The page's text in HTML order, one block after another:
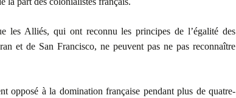
les Alliés, qui ont reconnu les principes de l’égalité des
et de San Francisco, ne peuvent pas ne pas reconnaître
opposé à la domination française pendant plus de quatre-